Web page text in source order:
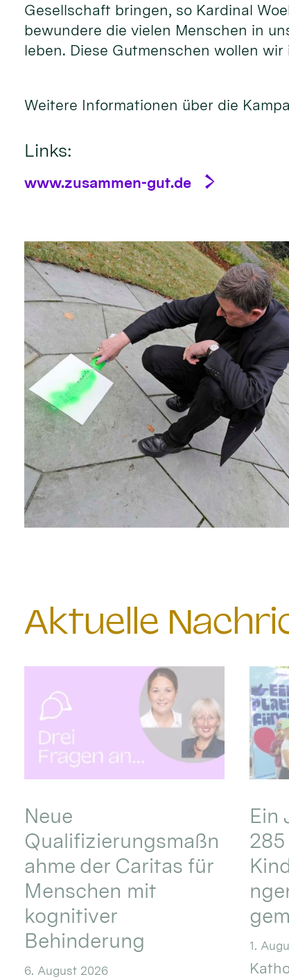
Gesellschaft bringen, so Kardinal
bewundere die vielen Menschen in
leben. Diese Gutmenschen wollen
Weitere Informationen über die
Links:
www.zusammen-gut.de
Aktuelle
Neue
Qualifizierungsmaßn
ahme der Caritas für
Menschen mit
kognitiver
Behinderung
6. August 2026
Ein
285
1.